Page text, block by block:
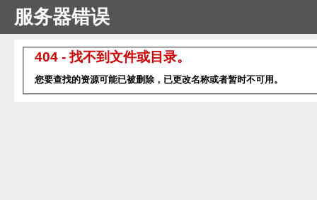
服务器错误
404 - 找不到文件或目录。
您要查找的资源可能已被删除，已更改名称或者暂时不可用。